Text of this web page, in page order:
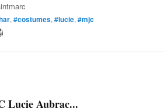
, #costumes, #lucie, #mjc
Lucie Aubrac...